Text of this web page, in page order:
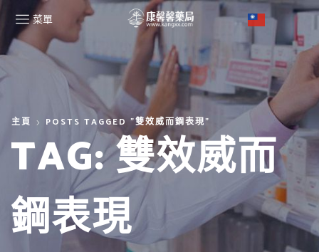
菜單
主頁 POSTS TAGGED "雙效威而鋼表現"
TAG: 雙效威而
鋼表現